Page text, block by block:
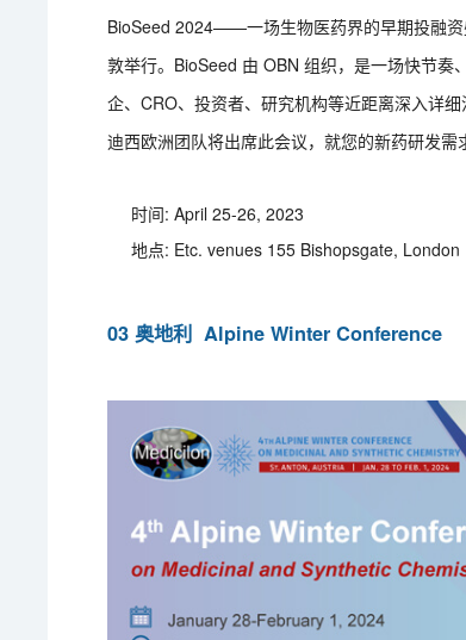
BioSeed 2024——一场生物医药界的早期投融
敦举行。BioSeed 由 OBN 组织，是一场快节
企、CRO、投资者、研究机构等近距离深入详
迪西欧洲团队将出席此会议，就您的新药研发需
时间: April 25-26, 2023
地点: Etc. venues 155 Bishopsgate, London
03 奥地利 Alpine Winter Conference